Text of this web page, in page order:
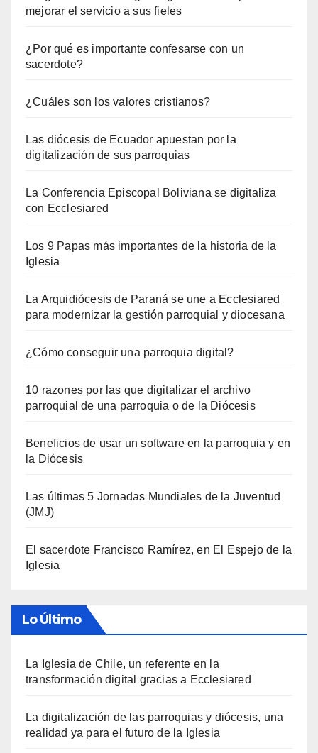
mejorar el servicio a sus fieles
¿Por qué es importante confesarse con un
sacerdote?
¿Cuáles son los valores cristianos?
Las diócesis de Ecuador apuestan por la
digitalización de sus parroquias
La Conferencia Episcopal Boliviana se digitaliza
con Ecclesiared
Los 9 Papas más importantes de la historia de la
Iglesia
La Arquidiócesis de Paraná se une a Ecclesiared
para modernizar la gestión parroquial y diocesana
¿Cómo conseguir una parroquia digital?
10 razones por las que digitalizar el archivo
parroquial de una parroquia o de la Diócesis
Beneficios de usar un software en la parroquia y en
la Diócesis
Las últimas 5 Jornadas Mundiales de la Juventud
(JMJ)
El sacerdote Francisco Ramírez, en El Espejo de la
Iglesia
Lo Último
La Iglesia de Chile, un referente en la
transformación digital gracias a Ecclesiared
La digitalización de las parroquias y diócesis, una
realidad ya para el futuro de la Iglesia